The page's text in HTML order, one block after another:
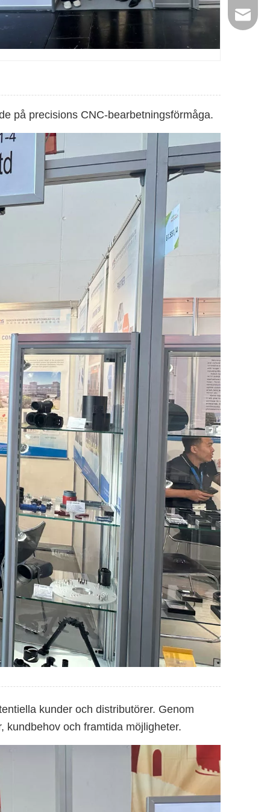
på precisions CNC-bearbetningsförmåga.
kunder och distributörer. Genom
kundbehov och framtida möjligheter.